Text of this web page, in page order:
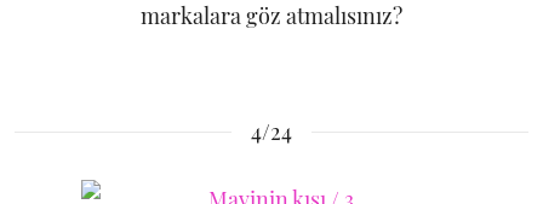
markalara göz atmalısınız?
4/24